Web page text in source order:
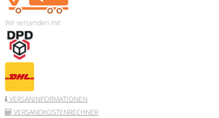
Wir versenden mit
VERSANINFORMATIONEN
VERSANDKOSTENRECHNER